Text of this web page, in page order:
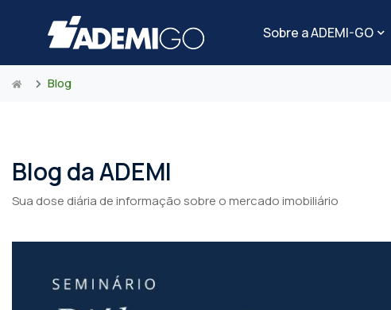
Sobre a ADEMI-GO
Blog
Blog da ADEMI
Sua dose diária de informação sobre o mercado imobiliário